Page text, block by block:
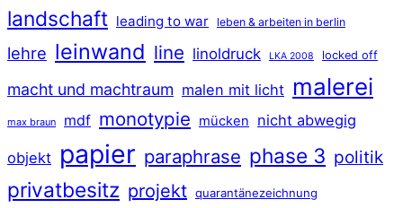
landschaft leading to war leben & arbeiten in berlin
lehre leinwand line linoldruck LKA 2008 locked off
macht und machtraum malen mit licht malerei
max braun mdf monotypie mücken nicht abwegig
objekt papier paraphrase phase 3 politik
privatbesitz projekt quarantänezeichnung